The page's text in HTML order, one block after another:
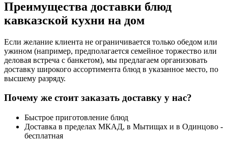
Преимущества доставки блюд
кавказской кухни на дом
Если желание клиента не ограничивается только обедом или
ужином (например, предполагается семейное торжество или
деловая встреча с банкетом), мы предлагаем организовать
доставку широкого ассортимента блюд в указанное место, по
высшему разряду.
Почему же стоит заказать доставку у нас?
Быстрое приготовление блюд
Доставка в пределах МКАД, в Мытищах и в Одинцово -
бесплатная